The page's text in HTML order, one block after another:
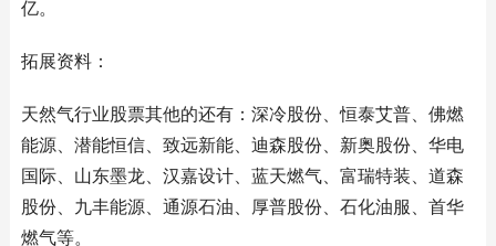
亿。
拓展资料：
天然气行业股票其他的还有：深冷股份、恒泰艾普、佛燃
能源、潜能恒信、致远新能、迪森股份、新奥股份、华电
国际、山东墨龙、汉嘉设计、蓝天燃气、富瑞特装、道森
股份、九丰能源、通源石油、厚普股份、石化油服、首华
燃气等。